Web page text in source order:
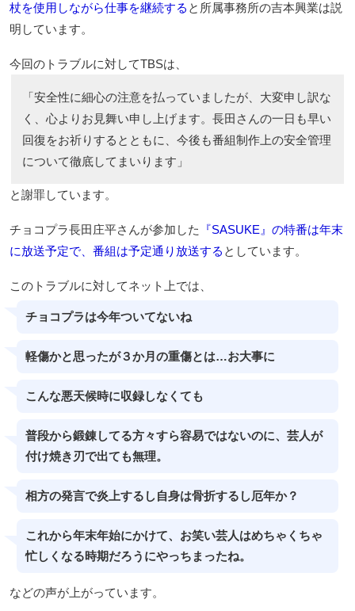
杖を使用しながら仕事を継続する と所属事務所の吉本興業は説
明しています。
今回のトラブルに対してTBSは、
「安全性に細心の注意を払っていましたが、大変申し訳な
く、心よりお見舞い申し上げます。長田さんの一日も早い
回復をお祈りするとともに、今後も番組制作上の安全管理
について徹底してまいります」
と謝罪しています。
チョコプラ長田庄平さんが参加した
『SASUKE』の特番は年末
に放送予定で、番組は予定通り放送する としています。
このトラブルに対してネット上では、
チョコプラは今年ついてないね
軽傷かと思ったが３か月の重傷とは…お大事に
こんな悪天候時に収録しなくても
普段から鍛錬してる方々すら容易ではないのに、芸人が
付け焼き刃で出ても無理。
相方の発言で炎上するし自身は骨折するし厄年か？
これから年末年始にかけて、お笑い芸人はめちゃくちゃ
忙しくなる時期だろうにやっちまったね。
などの声が上がっています。